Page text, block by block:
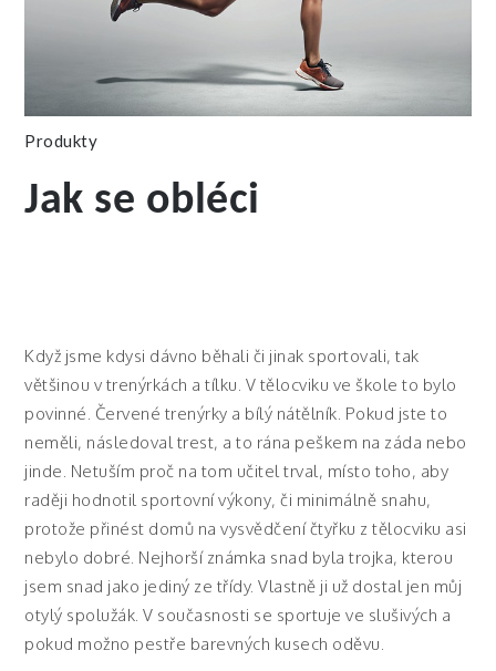
Produkty
Jak se obléci
Když jsme kdysi dávno běhali či jinak sportovali, tak
většinou v trenýrkách a tílku. V tělocviku ve škole to bylo
povinné. Červené trenýrky a bílý nátělník. Pokud jste to
neměli, následoval trest, a to rána peškem na záda nebo
jinde. Netuším proč na tom učitel trval, místo toho, aby
raději hodnotil sportovní výkony, či minimálně snahu,
protože přinést domů na vysvědčení čtyřku z tělocviku asi
nebylo dobré. Nejhorší známka snad byla trojka, kterou
jsem snad jako jediný ze třídy. Vlastně ji už dostal jen můj
otylý spolužák. V současnosti se sportuje ve slušivých a
pokud možno pestře barevných kusech oděvu.